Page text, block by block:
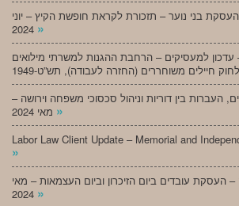
בני נוער – תזכורת לקראת חופשת הקיץ – יוני
»
– עדכון למעסיקים – הרחבת ההגנות למשרתי מילואים
העברות בין דוריות וניהול סכסוכי משפחה וירושה –
»
Labor Law Client Update – Memorial and
»
– העסקת עובדים ביום הזיכרון וביום העצמאות – מאי
»